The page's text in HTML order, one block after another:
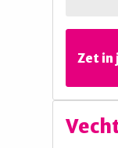
Zet in